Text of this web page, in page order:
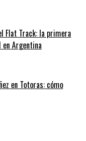
Flat Track: la primera
Argentina
en Totoras: cómo